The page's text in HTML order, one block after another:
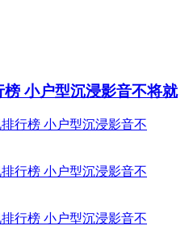
小户型沉浸影音不将就